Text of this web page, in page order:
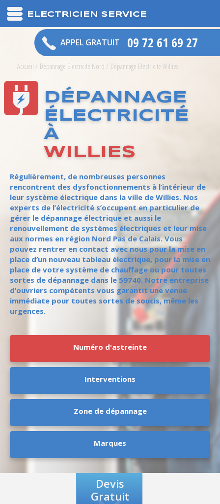
ELECTRICIEN SERVICE
APPEL GRATUIT 09 72 61 69 27
Accueil / Dépannage Electricité Nord / Dépannage Electricité Willies
DÉPANNAGE
ÉLECTRICITÉ
À
WILLIES
Régulièrement, de nombreuses personnes
rencontrent des dysfonctionnements à l’intérieur de
leur système électrique dans la ville de Willies. Nos
experts de l’électricité s’occupent en particulier de
gérer le dépannage électrique et aussi le
renouvellement de systèmes électriques et leur mise
aux normes en région Nord Pas de Calais. Vous
pouvez rentrer en contact avec nous pour la mise en
place d’un nouveau tableau électrique, pour la mise en
place de votre système de chauffage ou pour toutes
sortes de dépannage dans le 59740. Notre entreprise
d’ouvriers compétents vous garantit une venue
immédiate pour toutes sortes de soucis, même les
urgences.
Numéro d'astreinte
Interventions
Zone de dépannage
Marques
Devis
Gratuit